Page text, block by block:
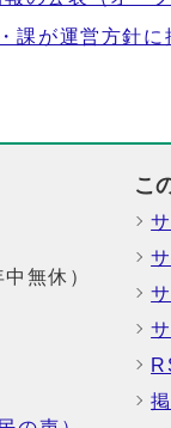
課が運営方針に
無休）
こ